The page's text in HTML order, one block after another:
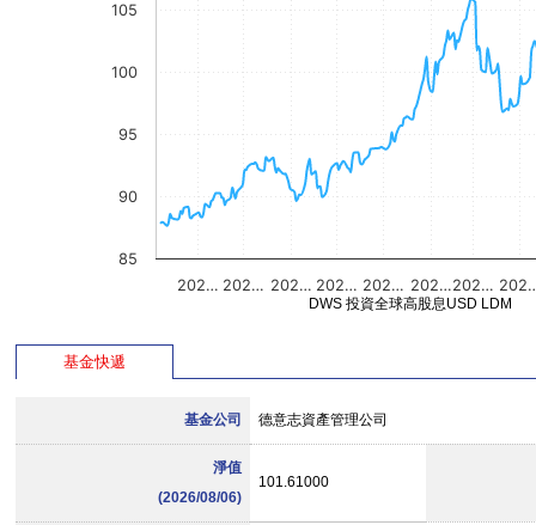
202… 202… 202… 202… 202… 202…202…
85
90
95
100
105
DWS 投資全球高股息USD LDM
基金快遞
基金公司 德意志資產管理公司
淨值
(2026/08/06)
101.61000